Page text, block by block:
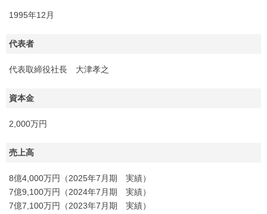
1995年12月
代表者
代表取締役社長 大津孝之
資本金
2,000万円
売上高
8億4,000万円（2025年7月期 実績）
7億9,100万円（2024年7月期 実績）
7億7,100万円（2023年7月期 実績）